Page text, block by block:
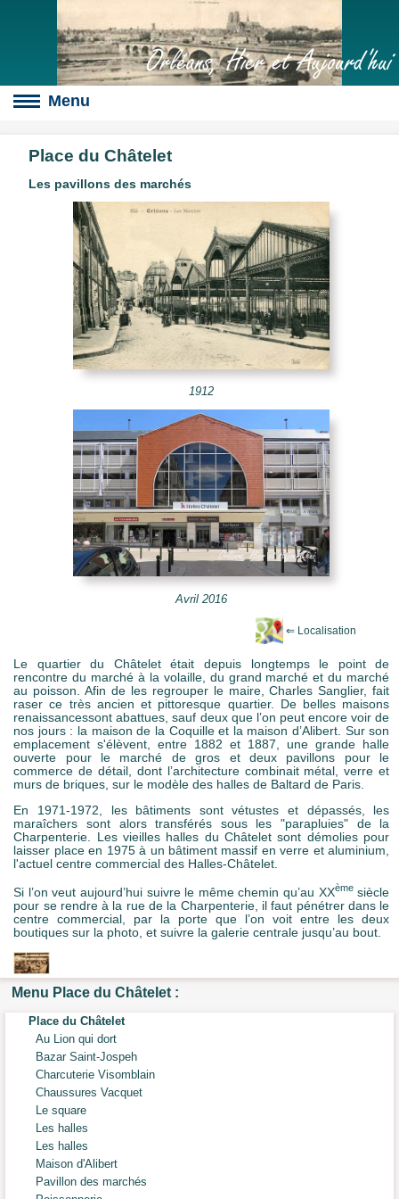
Orléans, Hier et Aujourd'hui
Place du Châtelet
Les pavillons des marchés
1912
Avril 2016
Le quartier du Châtelet était depuis longtemps le point de
rencontre du marché à la volaille, du grand marché et du marché
au poisson. Afin de les regrouper le maire, Charles Sanglier, fait
raser ce très ancien et pittoresque quartier. De belles maisons
renaissancessont abattues, sauf deux que l’on peut encore voir de
nos jours : la maison de la Coquille et la maison d’Alibert. Sur son
emplacement s'élèvent, entre 1882 et 1887, une grande halle
ouverte pour le marché de gros et deux pavillons pour le
commerce de détail, dont l’architecture combinait métal, verre et
murs de briques, sur le modèle des halles de Baltard de Paris.
En 1971-1972, les bâtiments sont vétustes et dépassés, les
maraîchers sont alors transférés sous les "parapluies" de la
Charpenterie. Les vieilles halles du Châtelet sont démolies pour
laisser place en 1975 à un bâtiment massif en verre et aluminium,
l'actuel centre commercial des Halles-Châtelet.
Si l’on veut aujourd’hui suivre le même chemin qu’au XXèmesiècle
pour se rendre à la rue de la Charpenterie, il faut pénétrer dans le
centre commercial, par la porte que l’on voit entre les deux
boutiques sur la photo, et suivre la galerie centrale jusqu’au bout.
Menu Place du Châtelet :
Place du Châtelet
Au Lion qui dort
Bazar Saint-Jospeh
Charcuterie Visomblain
Chaussures Vacquet
Le square
Les halles
Les halles
Maison d'Alibert
Pavillon des marchés